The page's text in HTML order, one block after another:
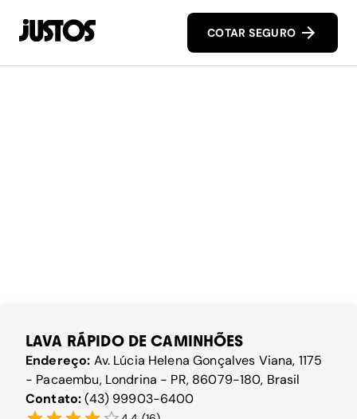
COTAR SEGURO
LAVA RÁPIDO DE CAMINHÕES
Endereço: Av. Lúcia Helena Gonçalves Viana, 1175
- Pacaembu, Londrina - PR, 86079-180, Brasil
Contato:(43) 99903-6400